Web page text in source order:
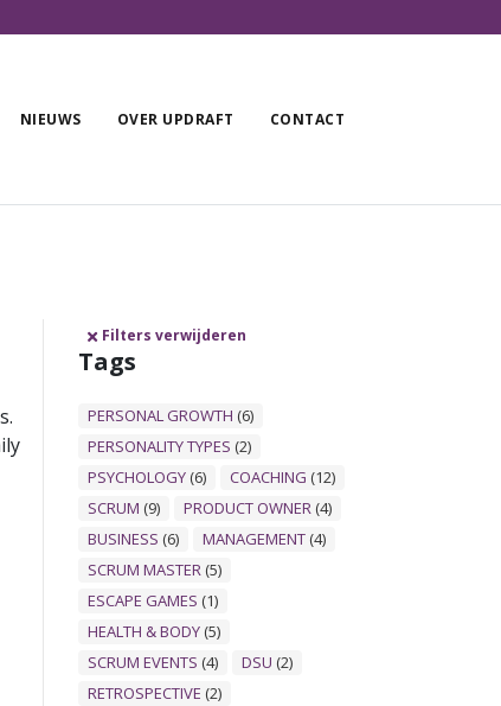
NIEUWS OVER UPDRAFT CONTACT
Filters verwijderen
Tags
PERSONAL GROWTH (6)
PERSONALITY TYPES (2)
PSYCHOLOGY (6) COACHING (12)
SCRUM (9) PRODUCT OWNER (4)
BUSINESS (6) MANAGEMENT (4)
SCRUM MASTER (5)
ESCAPE GAMES (1)
HEALTH & BODY (5)
SCRUM EVENTS (4) DSU (2)
RETROSPECTIVE (2)
NIEUWS